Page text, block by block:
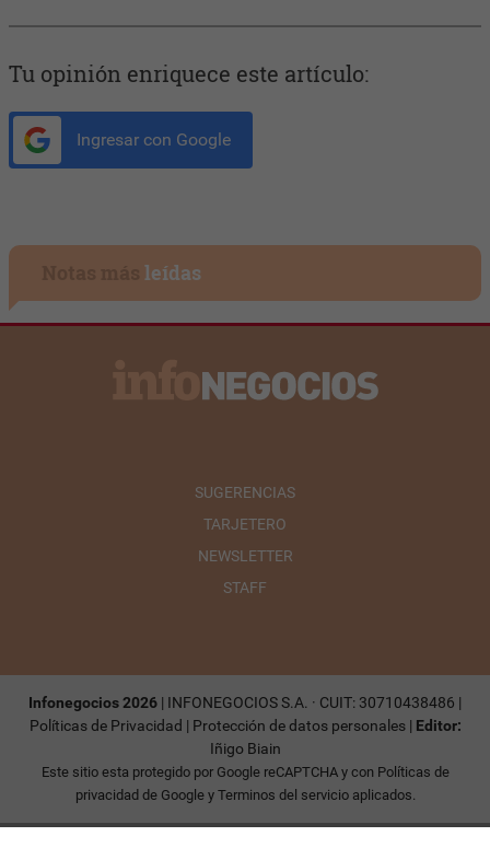
Tu opinión enriquece este artículo:
Ingresar con Google
leídas
SUGERENCIAS
TARJETERO
NEWSLETTER
STAFF
Infonegocios 2026 | INFONEGOCIOS S.A. · CUIT: 30710438486 |
Políticas de Privacidad | Protección de datos personales| Editor:
Iñigo Biain
Este sitio esta protegido por Google reCAPTCHA y con Políticas de
privacidad de Googley Terminos del servicioaplicados.